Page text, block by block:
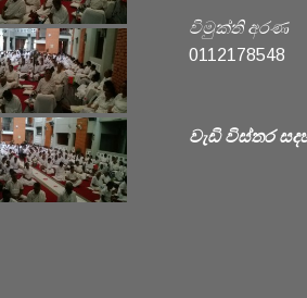
විමුක්ති අරණ
0112178548
වැඩි විස්තර